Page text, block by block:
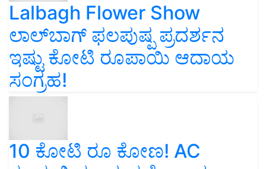
Lalbagh Flower Show
ಲಾಲ್‌ಬಾಗ್ ಫಲಪುಷ್ಪ ಪ್ರದರ್ಶನ
ಇಷ್ಟು ಕೋಟಿ ರೂಪಾಯಿ ಆದಾಯ
ಸಂಗ್ರಹ!
10 ಕೋಟಿ ರೂ ಕೋಣ! AC